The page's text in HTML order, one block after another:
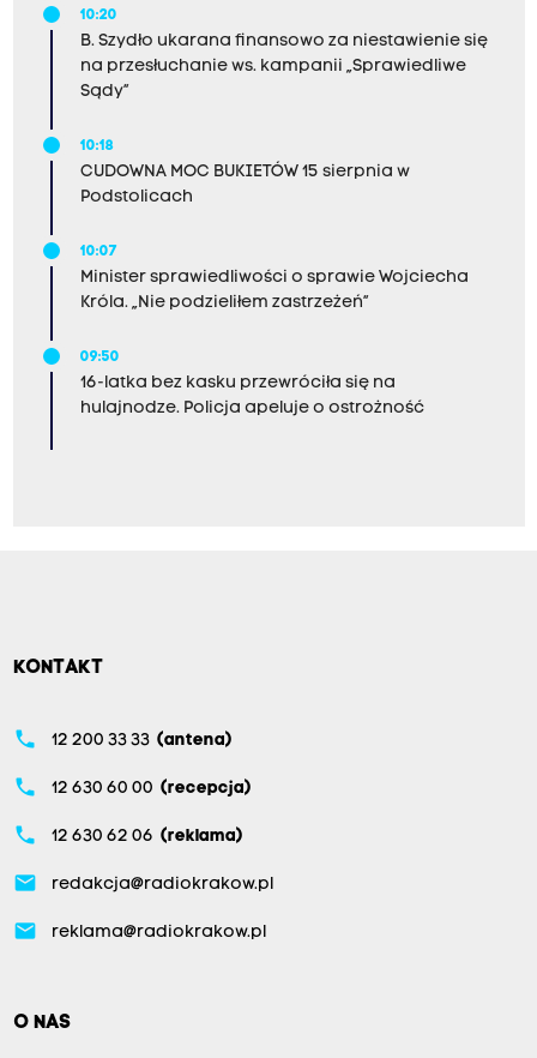
10:20
B. Szydło ukarana finansowo za niestawienie się
na przesłuchanie ws. kampanii „Sprawiedliwe
Sądy”
10:18
CUDOWNA MOC BUKIETÓW 15 sierpnia w
Podstolicach
10:07
Minister sprawiedliwości o sprawie Wojciecha
Króla. „Nie podzieliłem zastrzeżeń”
09:50
16-latka bez kasku przewróciła się na
hulajnodze. Policja apeluje o ostrożność
KONTAKT
phone 12 200 33 33 (antena)
phone 12 630 60 00 (recepcja)
phone 12 630 62 06 (reklama)
email redakcja@radiokrakow.pl
email reklama@radiokrakow.pl
O NAS